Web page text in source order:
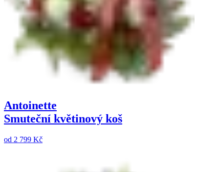
Antoinette
Smuteční květinový koš
od 2 799 Kč